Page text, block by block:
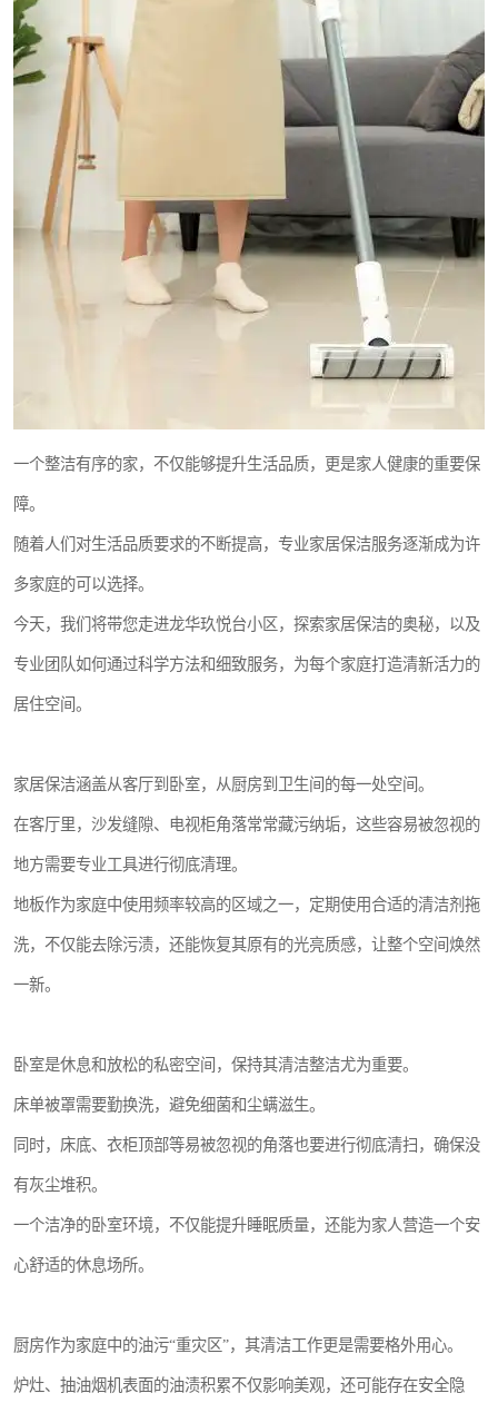
一个整洁有序的家，不仅能够提升生活品质，更是家人健康的重要保
障。
随着人们对生活品质要求的不断提高，专业家居保洁服务逐渐成为许
多家庭的可以选择。
今天，我们将带您走进龙华玖悦台小区，探索家居保洁的奥秘，以及
专业团队如何通过科学方法和细致服务，为每个家庭打造清新活力的
居住空间。
家居保洁涵盖从客厅到卧室，从厨房到卫生间的每一处空间。
在客厅里，沙发缝隙、电视柜角落常常藏污纳垢，这些容易被忽视的
地方需要专业工具进行彻底清理。
地板作为家庭中使用频率较高的区域之一，定期使用合适的清洁剂拖
洗，不仅能去除污渍，还能恢复其原有的光亮质感，让整个空间焕然
一新。
卧室是休息和放松的私密空间，保持其清洁整洁尤为重要。
床单被罩需要勤换洗，避免细菌和尘螨滋生。
同时，床底、衣柜顶部等易被忽视的角落也要进行彻底清扫，确保没
有灰尘堆积。
一个洁净的卧室环境，不仅能提升睡眠质量，还能为家人营造一个安
心舒适的休息场所。
厨房作为家庭中的油污“重灾区”，其清洁工作更是需要格外用心。
炉灶、抽油烟机表面的油渍积累不仅影响美观，还可能存在安全隐